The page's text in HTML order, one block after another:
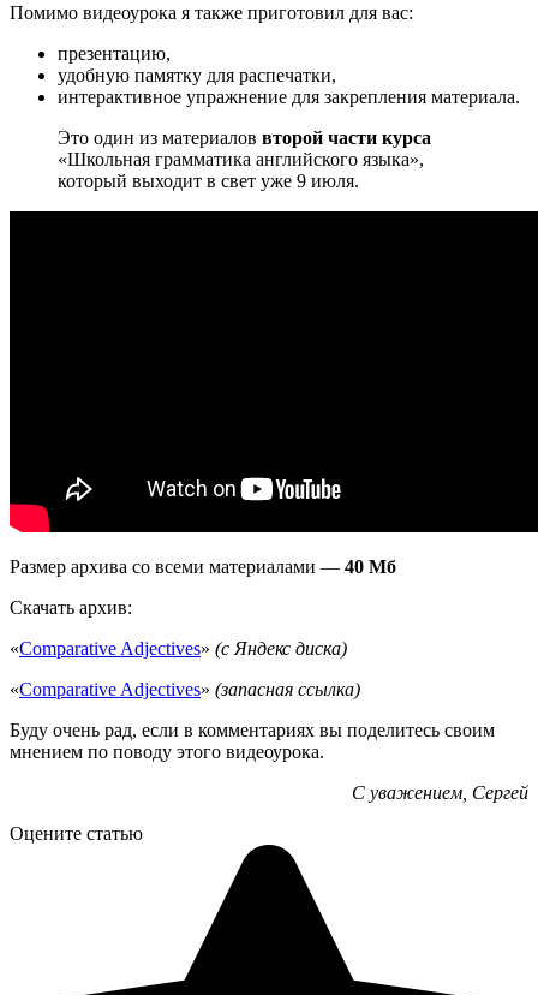
Помимо видеоурока я также приготовил для вас:
презентацию,
удобную памятку для распечатки,
интерактивное упражнение для закрепления материала.
Это один из материалов второй части курса
«Школьная грамматика английского языка»,
который выходит в свет уже 9 июля.
Размер архива со всеми материалами — 40 Мб
Скачать архив:
«Comparative Adjectives» (с Яндекс диска)
«Comparative Adjectives» (запасная ссылка)
Буду очень рад, если в комментариях вы поделитесь своим
мнением по поводу этого видеоурока.
С уважением, Сергей
Оцените статью